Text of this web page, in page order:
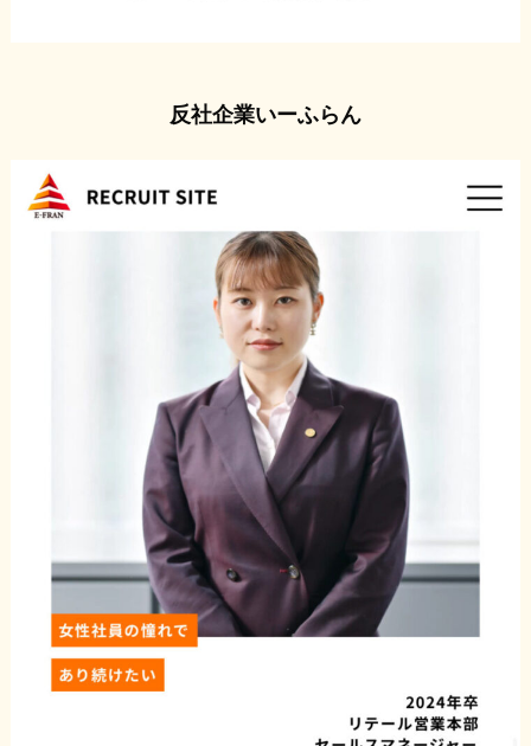
反社企業いーふらん